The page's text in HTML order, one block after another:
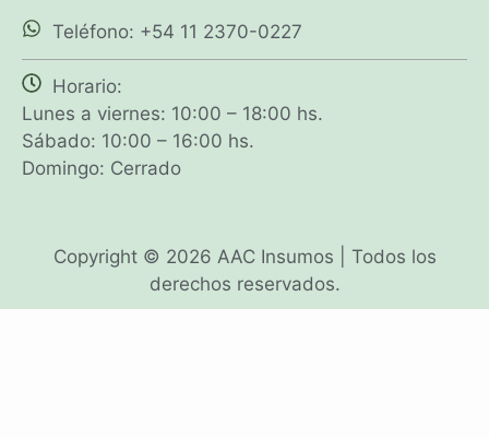
Teléfono: +54 11 2370-0227
Horario:
Lunes a viernes: 10:00 – 18:00 hs.
Sábado: 10:00 – 16:00 hs.
Domingo: Cerrado
Copyright © 2026 AAC Insumos | Todos los
derechos reservados.